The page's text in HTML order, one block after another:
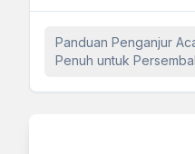
Panduan Penganjur
Penuh untuk